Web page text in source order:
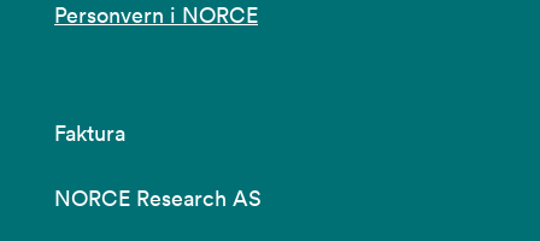
Personvern i NORCE
Faktura
NORCE Research AS